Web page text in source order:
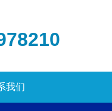
我们